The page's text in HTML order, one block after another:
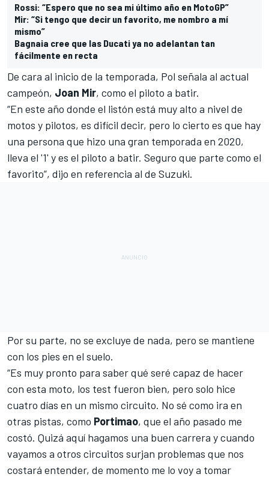
Rossi: “Espero que no sea mi último año en MotoGP”
Mir: “Si tengo que decir un favorito, me nombro a mí
mismo”
Bagnaia cree que las Ducati ya no adelantan tan
fácilmente en recta
De cara al inicio de la temporada, Pol señala al actual
campeón, Joan Mir, como el piloto a batir.
“En este año donde el listón está muy alto a nivel de
motos y pilotos, es difícil decir, pero lo cierto es que hay
una persona que hizo una gran temporada en 2020,
lleva el '1' y es el piloto a batir. Seguro que parte como el
favorito”, dijo en referencia al de Suzuki.
Por su parte, no se excluye de nada, pero se mantiene
con los pies en el suelo.
“Es muy pronto para saber qué seré capaz de hacer
con esta moto, los test fueron bien, pero solo hice
cuatro días en un mismo circuito. No sé como ira en
otras pistas, como Portimao, que el año pasado me
costó. Quizá aquí hagamos una buen carrera y cuando
vayamos a otros circuitos surjan problemas que nos
costará entender, de momento me lo voy a tomar